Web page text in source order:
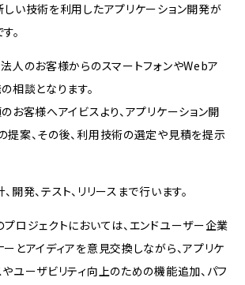
しい技術を利用したアプリケーション開発が
。
人のお客様からのスマートフォンやWebア
相談となります。
お客様へアイビスより、アプリケーション開
提案、その後、利用技術の選定や見積を提示
開発、テスト、リリースまで行います。
ロジェクトにおいては、エンドユーザー企業
とアイディアを意見交換しながら、アプリケ
ユーザビリティ向上のための機能追加、パフ